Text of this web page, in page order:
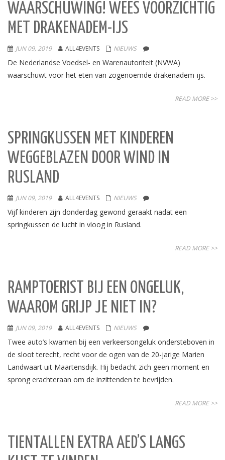
WAARSCHUWING! WEES VOORZICHTIG
MET DRAKENADEM-IJS
JUN 09, 2019 ALL4EVENTS NIEUWS
De Nederlandse Voedsel- en Warenautoriteit (NVWA)
waarschuwt voor het eten van zogenoemde drakenadem-ijs.
READ MORE >>
SPRINGKUSSEN MET KINDEREN
WEGGEBLAZEN DOOR WIND IN
RUSLAND
JUN 09, 2019 ALL4EVENTS NIEUWS
Vijf kinderen zijn donderdag gewond geraakt nadat een
springkussen de lucht in vloog in Rusland.
READ MORE >>
RAMPTOERIST BIJ EEN ONGELUK,
WAAROM GRIJP JE NIET IN?
JUN 09, 2019 ALL4EVENTS NIEUWS
Twee auto’s kwamen bij een verkeersongeluk ondersteboven in
de sloot terecht, recht voor de ogen van de 20-jarige Marien
Landwaart uit Maartensdijk. Hij bedacht zich geen moment en
sprong erachteraan om de inzittenden te bevrijden.
READ MORE >>
TIENTALLEN EXTRA AED’S LANGS